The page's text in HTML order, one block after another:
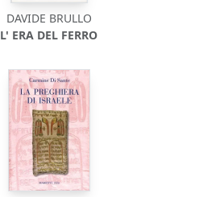
DAVIDE BRULLO
L' ERA DEL FERRO